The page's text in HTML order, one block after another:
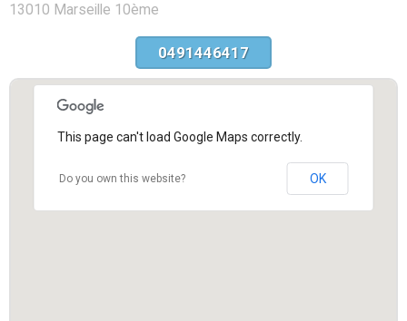
13010 Marseille 10ème
0491446417
This page can't load Google Maps correctly.
Do you own this website? OK